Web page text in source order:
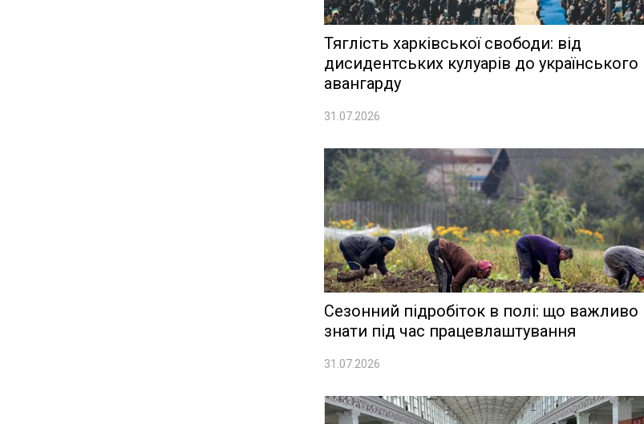
Тяглість харківської свободи: від
дисидентських кулуарів до українського
авангарду
31.07.2026
Сезонний підробіток в полі: що важливо
знати під час працевлаштування
31.07.2026